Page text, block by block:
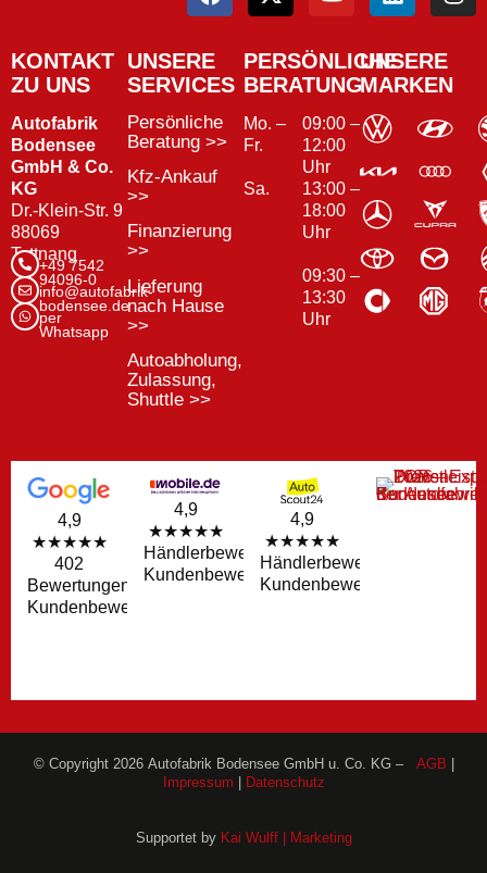
KONTAKT
ZU UNS
Autofabrik
Bodensee
GmbH & Co.
KG
Dr.-Klein-Str. 9
88069
Tettnang
+49 7542
94096-0
info@autofabrik-
bodensee.de
per
Whatsapp
UNSERE
SERVICES
Persönliche
Beratung >>
Kfz-Ankauf
>>
Finanzierung
>>
Lieferung
nach Hause
>>
Autoabholung,
Zulassung,
Shuttle >>
PERSÖNLICHE
BERATUNG
Mo. –
Fr.
Sa.
09:00 –
12:00
Uhr
13:00 –
18:00
Uhr
09:30 –
13:30
Uhr
UNSERE
MARKEN
4,9
★★★★★
402
Bewertungen
Kundenbewertungen
4,9
★★★★★
Händlerbewertungen
Kundenbewertungen
4,9
★★★★★
Händlerbewertungen
Kundenbewertungen
© Copyright 2026 Autofabrik Bodensee GmbH u. Co. KG – AGB |
Impressum | Datenschutz
Supportet by Kai Wulff | Marketing